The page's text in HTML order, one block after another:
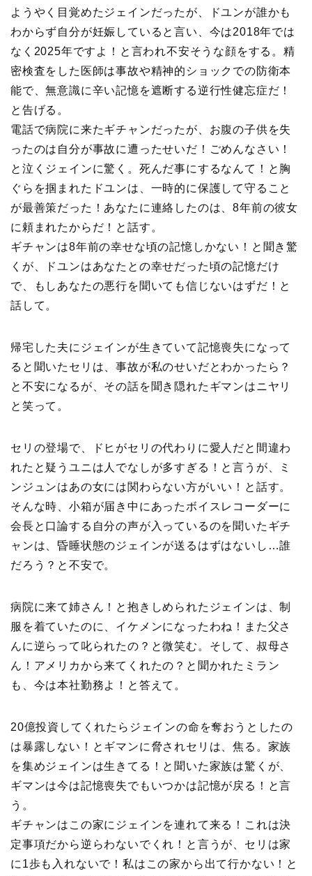
ようやく目覚めたジェインだったが、ドユンが誰かも
わからず自分が妊娠していると言い、今は2018年では
なく2025年ですよ！と言われ不安そうな顔をする。精
密検査をした医師は事故や精神的ショックでの防衛本
能で、無意識に辛い記憶を遮断する逆行性健忘症だ！
と告げる。
電話で病院に来たギチャンだったが、お腹の子供を失
ったのは自分が事故に遭ったせいだ！ごめんなさい！
と泣くジェインに驚く。死んだ事にするなんて！と胸
ぐらを掴まれたドユンは、一時的に保護して守ること
が最善策だった！あなたに連絡したのは、8年前の彼女
に頼まれたからだ！と話す。
ギチャンは8年前の幸せな頃の記憶しかない！と聞き驚
くが、ドユンはあなたとの幸せだった頃の記憶だけ
で、もしあなたの悪行を聞いても信じないはずだ！と
話して。
帰宅した夫にジェインが生きていて記憶喪失になって
ると聞いたセリは、事故が私のせいだとわかったら？
と不安になるが、その話を聞き隠れたギマンはニヤリ
と笑って。
セリの登場で、ドヒがセリの代わりに愛人だと間違わ
れたと疑うユニは人でなしが多すぎる！と言うが、ミ
ンジュンはあの女には関わらない方がいい！と話す。
そんな時、小箱が届き中にあったボイスレコーダーに
会長と口論する自分の声が入っているのを聞いたギチ
ャンは、昏睡状態のジェインが送るはずはないし…誰
だろう？と不安で。
病院に来て姉さん！と抱きしめられたジェインは、制
服を着ていたのに、イケメンになったわね！また父さ
んに逆らって叱られたの？と微笑む。そして、叔母さ
ん！アメリカから来てくれたの？と聞かれたミラン
も、今は本社勤務よ！と答えて。
20億投資してくれたらジェインの命を奪おうとしたの
は暴露しない！とギマンに脅されセリは、焦る。家族
を集めジェインは生きてる！と聞いた家族は驚くが、
ギマンは今は記憶喪失でもいつかは記憶が戻る！と言
う。
ギチャンはこの家にジェインを連れて来る！これは決
定事項だから逆らわないでくれ！と言うが、セリは家
に1歩も入れないで！私はこの家から出て行かない！と